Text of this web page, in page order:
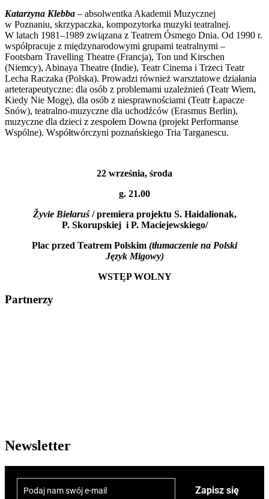
Katarzyna Klebba – absolwentka Akademii Muzycznej
w Poznaniu, skrzypaczka, kompozytorka muzyki teatralnej.
W latach 1981–1989 związana z Teatrem Ósmego Dnia. Od 1990 r.
współpracuje z międzynarodowymi grupami teatralnymi –
Footsbarn Travelling Theatre (Francja), Ton und Kirschen
(Niemcy), Abinaya Theatre (Indie), Teatr Cinema i Trzeci Teatr
Lecha Raczaka (Polska). Prowadzi również warsztatowe działania
arteterapeutyczne: dla osób z problemami uzależnień (Teatr Wiem,
Kiedy Nie Mogę), dla osób z niesprawnościami (Teatr Łapacze
Snów), teatralno-muzyczne dla uchodźców (Erasmus Berlin),
muzyczne dla dzieci z zespołem Downa (projekt Performanse
Wspólne). Współtwórczyni poznańskiego Tria Targanescu.
22 września, środa
g. 21.00
Žyvie Biełaruś/ premiera projektu S. Haidalionak,
P. Skorupskiej i P. Maciejewskiego/
Plac przed Teatrem Polskim (tłumaczenie na Polski
Język Migowy)
WSTĘP WOLNY
Partnerzy
Newsletter
Zapisz się